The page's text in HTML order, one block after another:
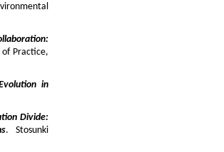
of Practice,
in
Divide:
. Stosunki